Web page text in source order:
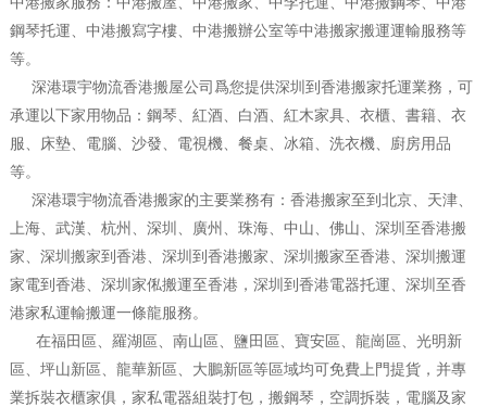
鋼琴托運、中港搬寫字樓、中港搬辦公室等中港搬家搬運運輸服務等
等。
深港環宇物流香港搬屋公司爲您提供深圳到香港搬家托運業務，可
承運以下家用物品：鋼琴、紅酒、白酒、紅木家具、衣櫃、書籍、衣
服、床墊、電腦、沙發、電視機、餐桌、冰箱、洗衣機、廚房用品
等。
深港環宇物流香港搬家的主要業務有：香港搬家至到北京、天津、
上海、武漢、杭州、深圳、廣州、珠海、中山、佛山、深圳至香港搬
家、深圳搬家到香港、深圳到香港搬家、深圳搬家至香港、深圳搬運
家電到香港、深圳家俬搬運至香港，深圳到香港電器托運、深圳至香
港家私運輸搬運一條龍服務。
在福田區、羅湖區、南山區、鹽田區、寶安區、龍崗區、光明新
區、坪山新區、龍華新區、大鵬新區等區域均可免費上門提貨，并專
業拆裝衣櫃家俱，家私電器組裝打包，搬鋼琴，空調拆裝，電腦及家